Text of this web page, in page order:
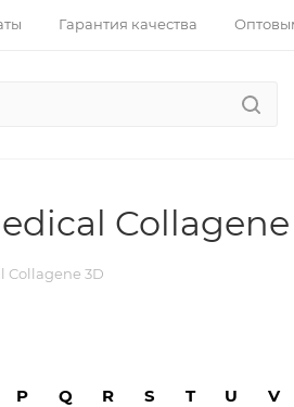
Гарантия качества
Collagene
Collagene 3D
P Q R S T U V